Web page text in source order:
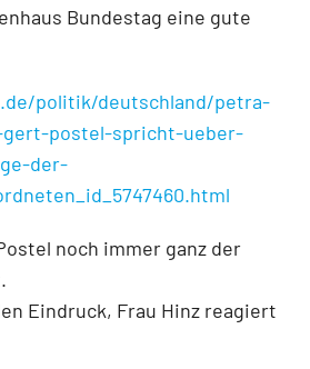
Bundestag eine gute
politik/deutschland/petra-
postel-spricht-ueber-
der-
noch immer ganz der
Eindruck, Frau Hinz reagiert